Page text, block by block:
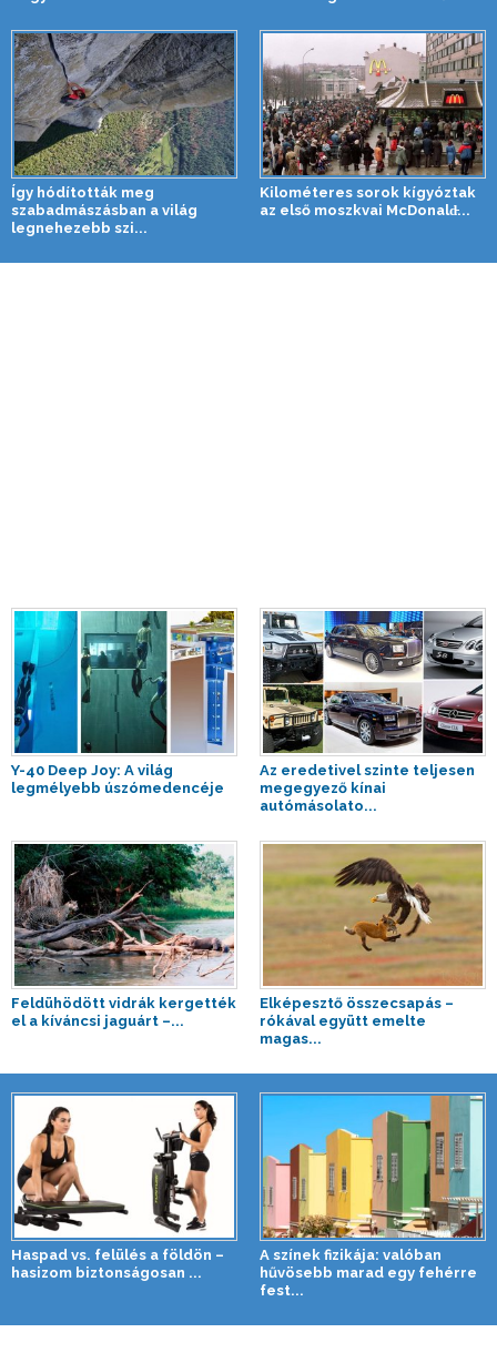
Így hódították meg
szabadmászásban a világ
legnehezebb szi...
Kilométeres sorok kígyóztak
az első moszkvai McDonald̵...
Y-40 Deep Joy: A világ
legmélyebb úszómedencéje
Az eredetivel szinte teljesen
megegyező kínai
autómásolato...
Feldühödött vidrák kergették
el a kíváncsi jaguárt –...
Elképesztő összecsapás –
rókával együtt emelte
magas...
Haspad vs. felülés a földön –
hasizom biztonságosan ...
A színek fizikája: valóban
hűvösebb marad egy fehérre
fest...